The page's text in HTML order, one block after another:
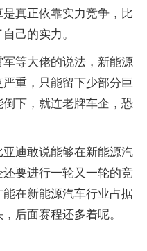
真正依靠实力竞争，比
己的实力。
等大佬的说法，新能源
重，只能留下少部分巨
下，就连老牌车企，恐
迪敢说能够在新能源汽
要进行一轮又一轮的竞
在新能源汽车行业占据
后面赛程还多着呢。